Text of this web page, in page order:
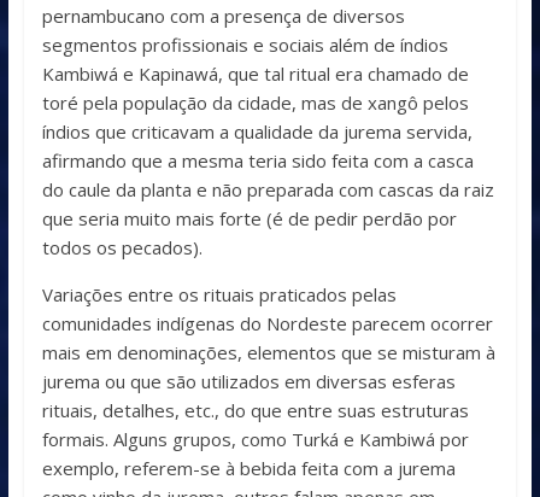
pernambucano com a presença de diversos
segmentos profissionais e sociais além de índios
Kambiwá e Kapinawá, que tal ritual era chamado de
toré pela população da cidade, mas de xangô pelos
índios que criticavam a qualidade da jurema servida,
afirmando que a mesma teria sido feita com a casca
do caule da planta e não preparada com cascas da raiz
que seria muito mais forte (é de pedir perdão por
todos os pecados).
Variações entre os rituais praticados pelas
comunidades indígenas do Nordeste parecem ocorrer
mais em denominações, elementos que se misturam à
jurema ou que são utilizados em diversas esferas
rituais, detalhes, etc., do que entre suas estruturas
formais. Alguns grupos, como Turká e Kambiwá por
exemplo, referem-se à bebida feita com a jurema